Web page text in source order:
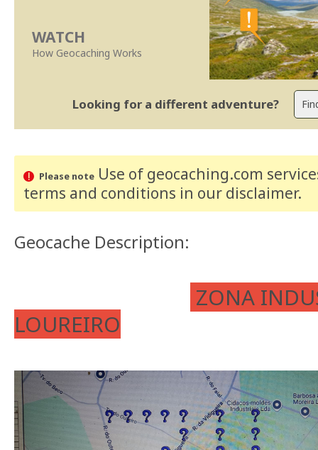
WATCH
How Geocaching Works
Looking for a different adventure?
Please noteUse of geocaching.com
terms and conditions in our disclaimer.
Geocache Description:
ZONA
LOUREIRO